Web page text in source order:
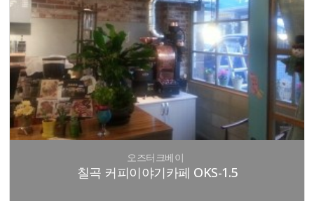
오즈터크베이
칠곡 커피이야기카페 OKS-1.5